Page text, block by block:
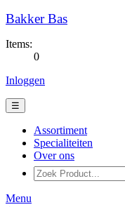
Bakker Bas
Items:
0
Inloggen
☰
Assortiment
Specialiteiten
Over ons
Menu